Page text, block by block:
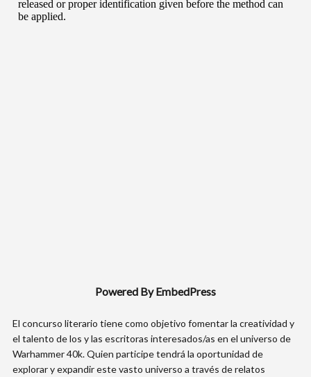
Powered By EmbedPress
El concurso literario tiene como objetivo fomentar la creatividad y
el talento de los y las escritoras interesados/as en el universo de
Warhammer 40k. Quien participe tendrá la oportunidad de
explorar y expandir este vasto universo a través de relatos